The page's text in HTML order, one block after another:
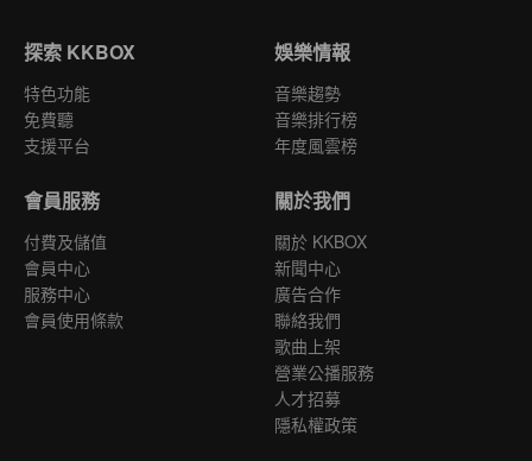
探索 KKBOX
特色功能
免費聽
支援平台
娛樂情報
音樂趨勢
音樂排行榜
年度風雲榜
會員服務
付費及儲值
會員中心
服務中心
會員使用條款
關於我們
關於 KKBOX
新聞中心
廣告合作
聯絡我們
歌曲上架
營業公播服務
人才招募
隱私權政策